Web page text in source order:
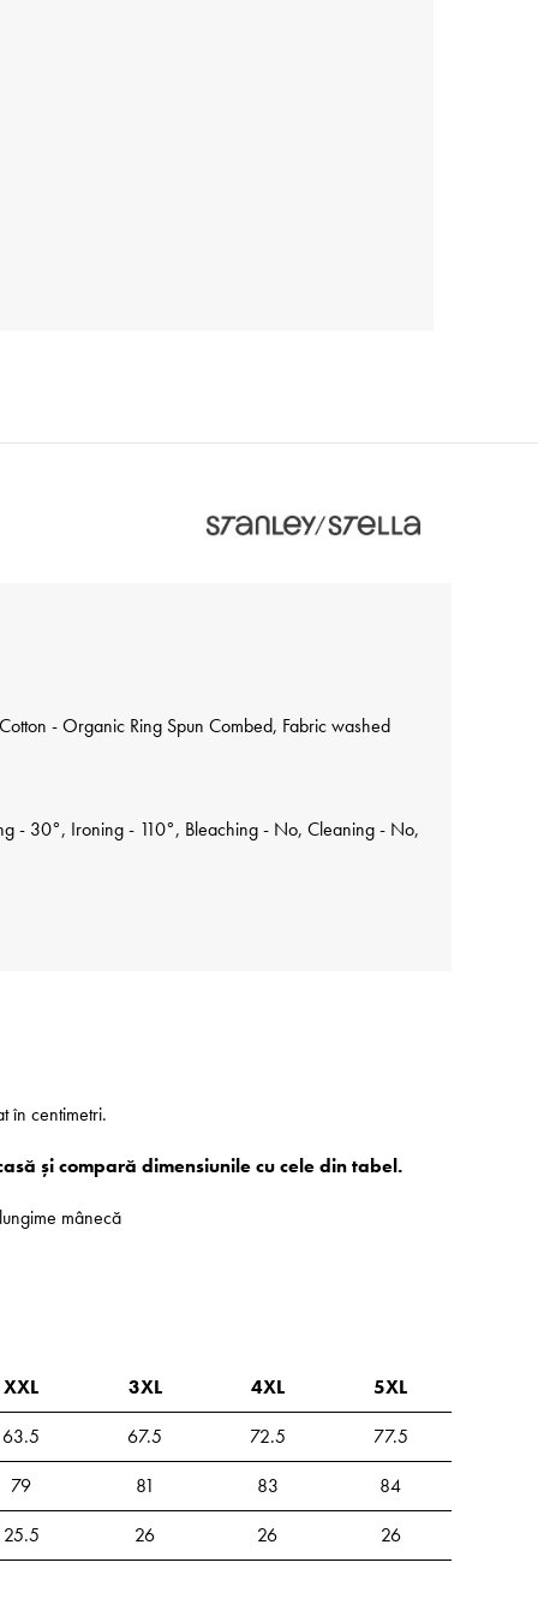
- Organic Ring Spun Combed, Fabric washed
- 30°, Ironing - 110°, Bleaching - No, Cleaning - No,
în centimetri.
și compară dimensiunile cu cele din tabel.
mânecă
XXL 3XL 4XL
5XL
63.5 67.5 72.5
77.5
79 81 83
84
25.5 26 26 26